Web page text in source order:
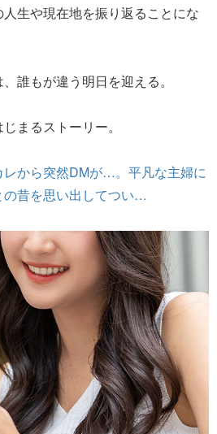
生や現在地を振り返ることにな
誰もが違う明日を迎える。
まるストーリー。
レから突然DMが…。平凡な主婦に
の昔を思い出してつい…